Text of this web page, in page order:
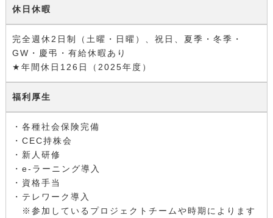
休日休暇
完全週休2日制（土曜・日曜）、祝日、夏季・冬季・
GW・慶弔・有給休暇あり
★ 年間休日126日（2025年度）
福利厚生
・各種社会保険完備
・CEC持株会
・新人研修
・e-ラーニング導入
・資格手当
・テレワーク導入
※参加しているプロジェクトチームや時期によります